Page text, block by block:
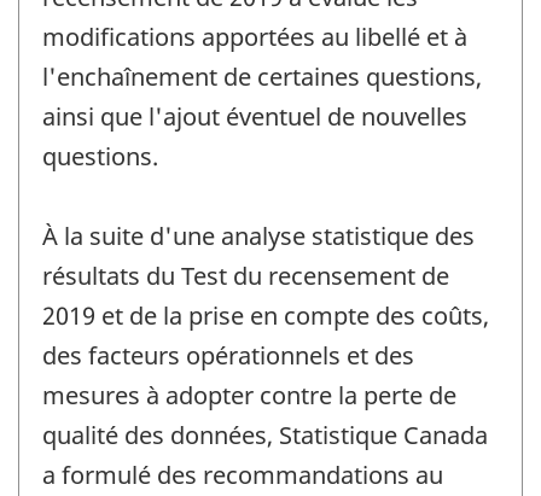
modifications apportées au libellé et à
l'enchaînement de certaines questions,
ainsi que l'ajout éventuel de nouvelles
questions.
À la suite d'une analyse statistique des
résultats du Test du recensement de
2019 et de la prise en compte des coûts,
des facteurs opérationnels et des
mesures à adopter contre la perte de
qualité des données, Statistique Canada
a formulé des recommandations au